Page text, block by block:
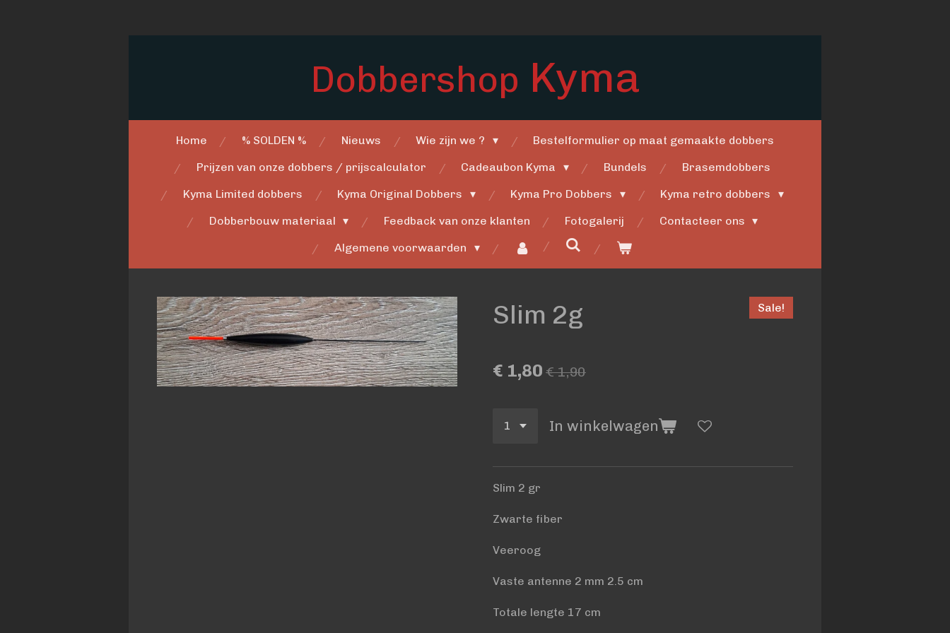
Dobbershop Kyma
Home % SOLDEN % Nieuws Wie zijn we ?
Bestelformulier op maat gemaakte dobbers
Prijzen van onze dobbers / prijscalculator
Cadeaubon Kyma Bundels
Brasemdobbers
Kyma Limited dobbers
Kyma Original Dobbers Kyma Pro Dobbers
Kyma retro dobbers
Dobberbouw materiaal
Feedback van onze klanten Fotogalerij
Contacteer ons
Algemene voorwaarden
Slim 2g Sale!
€ 1,80 € 1,90
In winkelwagen
Slim 2 gr
Zwarte fiber
Veeroog
Vaste antenne 2 mm 2.5 cm
Totale lengte 17 cm